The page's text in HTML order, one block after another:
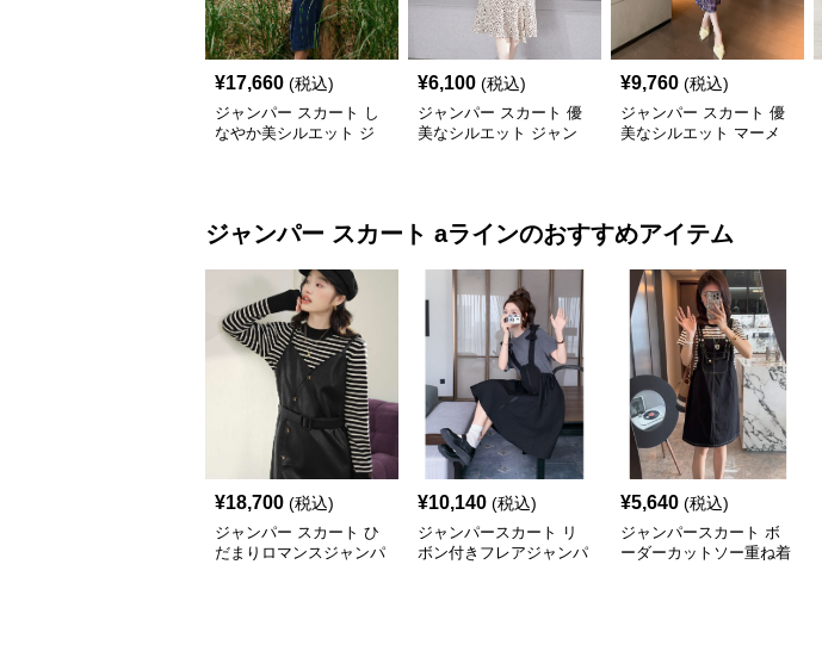
¥17,660 (税込)
ジャンパー スカート し
なやか美シルエット ジ
¥6,100 (税込)
ジャンパー スカート 優
美なシルエット ジャン
¥9,760 (税込)
ジャンパー スカート 優
美なシルエット マーメ
ジャンパー スカート aラインのおすすめアイテム
¥18,700 (税込)
ジャンパー スカート ひ
だまりロマンスジャンパ
¥10,140 (税込)
ジャンパースカート リ
ボン付きフレアジャンパ
¥5,640 (税込)
ジャンパースカート ボ
ーダーカットソー重ね着